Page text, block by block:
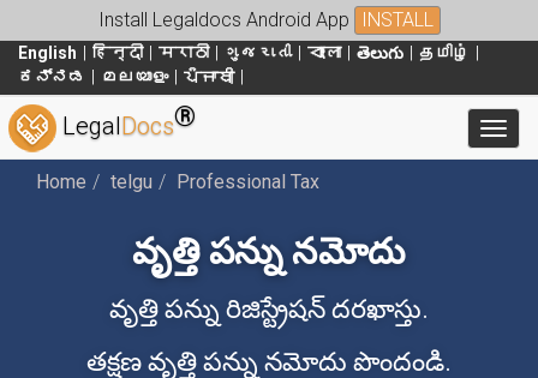
Install Legaldocs Android App INSTALL
English हिन्दी मराठी ગુજરાતી বাংলা తెలుగు
தமிழ்
ಕನ್ನಡ
മലയാളം ਪੰਜਾਬੀ
LegalDocs®
Home telgu Professional Tax
వృత్తి పన్ను నమోదు
వృత్తి పన్ను రిజిస్ట్రేషన్ దరఖాస్తు.
తక్షణ వృత్తి పన్ను నమోదు పొందండి.